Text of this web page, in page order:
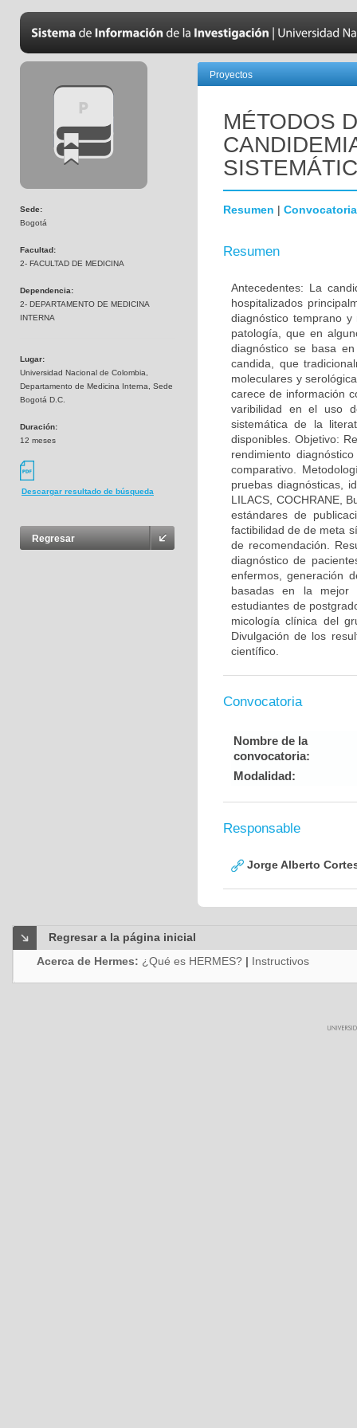
Sede:
Bogotá
Facultad:
2- FACULTAD DE MEDICINA
Dependencia:
2- DEPARTAMENTO DE MEDICINA
INTERNA
Lugar:
Universidad Nacional de Colombia,
Departamento de Medicina Interna, Sede
Bogotá D.C.
Duración:
12 meses
Descargar resultado de búsqueda
Regresar
Proyectos
MÉTODOS
Resumen | Convocatoria
Resumen
Antecedentes: La
hospitalizados
diagnóstico temprano
patología, que en
diagnóstico se basa
candida, que
moleculares y
carece de información
varibilidad en el uso
sistemática de la
disponibles. Objetivo:
rendimiento
comparativo.
pruebas diagnósticas,
LILACS, COCHRANE,
estándares de
factibilidad de de meta
de recomendación.
diagnóstico de
enfermos, generación
basadas en la mejor
estudiantes de
micología clínica del
Divulgación de los
científico.
Convocatoria
Nombre de la
convocatoria:
Modalidad:
Responsable
Jorge Alberto
Regresar a la página inicial
Acerca de Hermes: ¿Qué es HERMES? | Instructivos